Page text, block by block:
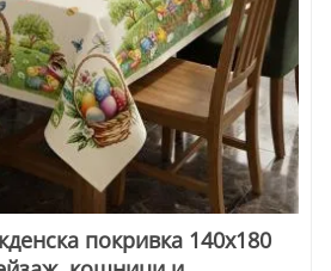
покривка 140х180